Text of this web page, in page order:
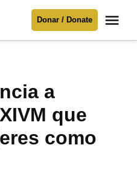
necesitamos
Donar / Donate
a
que
como